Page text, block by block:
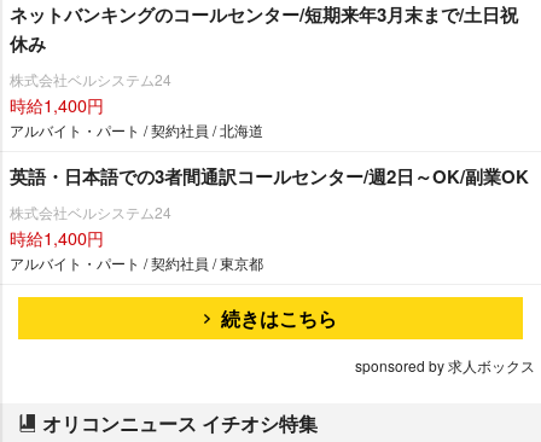
ネットバンキングのコールセンター/短期来年3月末まで/土日祝
休み
株式会社ベルシステム24
時給1,400円
アルバイト・パート / 契約社員 / 北海道
英語・日本語での3者間通訳コールセンター/週2日～OK/副業OK
株式会社ベルシステム24
時給1,400円
アルバイト・パート / 契約社員 / 東京都
続きはこちら
sponsored by 求人ボックス
オリコンニュース イチオシ特集